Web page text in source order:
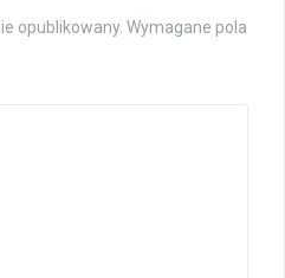
opublikowany. Wymagane pola